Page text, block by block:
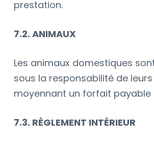
prestation.
7.2. ANIMAUX
Les animaux domestiques
sous la responsabilité de
moyennant un forfait payable
7.3. RÈGLEMENT INTÉRIEUR